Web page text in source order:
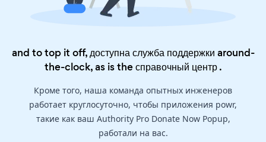
and to top it off, доступна служба поддержки around-
the-clock, as is theсправочный центр.
Кроме того, наша команда опытных инженеров
работает круглосуточно, чтобы приложения powr,
такие как ваш Authority Pro Donate Now Popup,
работали на вас.